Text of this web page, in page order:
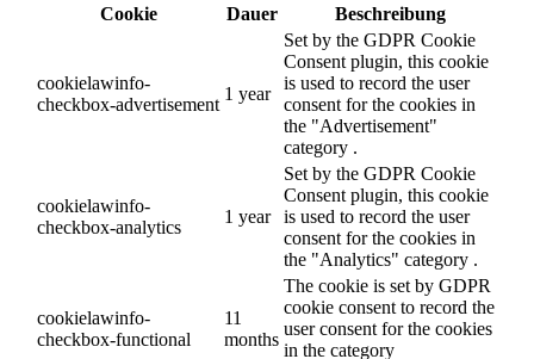
Cookie
Dauer Beschreibung
cookielawinfo-
checkbox-advertisement
1 year
Set by the GDPR Cookie
Consent plugin, this cookie
is used to record the user
consent for the cookies in
the "Advertisement"
category .
cookielawinfo-
checkbox-analytics
1 year
Set by the GDPR Cookie
Consent plugin, this cookie
is used to record the user
consent for the cookies in
the "Analytics" category .
cookielawinfo-
checkbox-functional
11
months
The cookie is set by GDPR
cookie consent to record the
user consent for the cookies
in the category